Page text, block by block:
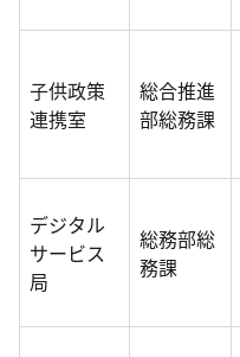
子供政策
連携室
総合推進
部総務課
デジタル
サービス
局
総務部総
務課